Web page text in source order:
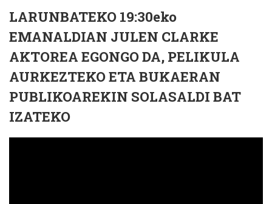
LARUNBATEKO 19:30eko
EMANALDIAN JULEN CLARKE
AKTOREA EGONGO DA, PELIKULA
AURKEZTEKO ETA BUKAERAN
PUBLIKOAREKIN SOLASALDI BAT
IZATEKO